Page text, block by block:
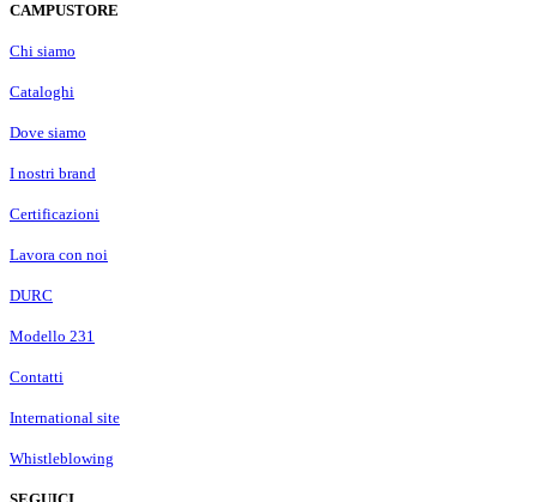
CAMPUSTORE
Chi siamo
Cataloghi
Dove siamo
I nostri brand
Certificazioni
Lavora con noi
DURC
Modello 231
Contatti
International site
Whistleblowing